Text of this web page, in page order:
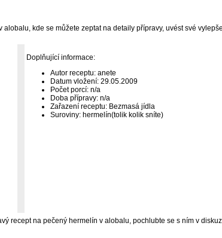
kde se můžete zeptat na detaily přípravy, uvést své
Doplňující informace:
Autor receptu: anete
Datum vložení: 29.05.2009
Počet porcí: n/a
Doba přípravy: n/a
Zařazení receptu: Bezmasá jídla
Suroviny: hermelín(tolik kolik sníte)
recept na pečený hermelín v alobalu, pochlubte se s ním v